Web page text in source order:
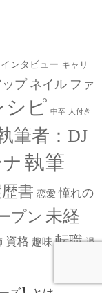
インタビュー キャリ
プ ネイル ファ
シピ 中卒 人付き
筆者：DJ
執筆
書 恋愛 憧れの
プン 未経
資格 趣味 転職 退